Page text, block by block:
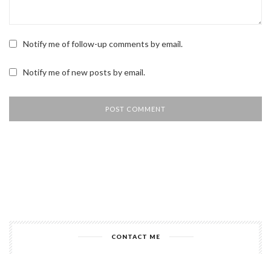
Notify me of follow-up comments by email.
Notify me of new posts by email.
CONTACT ME